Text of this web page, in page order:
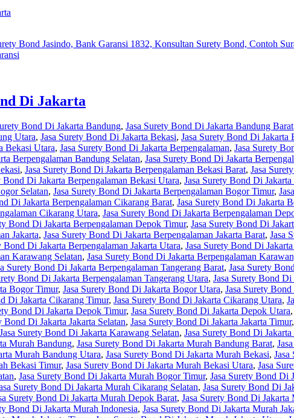
Di Jakarta
Bond Di Jakarta Bandung, Jasa Surety Bond Di Jakarta Bandung Barat
Utara, Jasa Surety Bond Di Jakarta Bekasi, Jasa Surety Bond Di Jakarta
Bekasi Utara, Jasa Surety Bond Di Jakarta Berpengalaman, Jasa Surety
Berpengalaman Bandung Selatan, Jasa Surety Bond Di Jakarta
, Jasa Surety Bond Di Jakarta Berpengalaman Bekasi Barat, Jasa
Bond Di Jakarta Berpengalaman Bekasi Utara, Jasa Surety Bond Di
Selatan, Jasa Surety Bond Di Jakarta Berpengalaman Bogor Timur,
Di Jakarta Berpengalaman Cikarang Barat, Jasa Surety Bond Di Jakarta
Cikarang Utara, Jasa Surety Bond Di Jakarta Berpengalaman
Bond Di Jakarta Berpengalaman Depok Timur, Jasa Surety Bond Di
Jakarta, Jasa Surety Bond Di Jakarta Berpengalaman Jakarta Barat, Jasa
Bond Di Jakarta Berpengalaman Jakarta Utara, Jasa Surety Bond Di
Karawang Selatan, Jasa Surety Bond Di Jakarta Berpengalaman
Surety Bond Di Jakarta Berpengalaman Tangerang Barat, Jasa Surety
Bond Di Jakarta Berpengalaman Tangerang Utara, Jasa Surety Bond Di
Bogor Timur, Jasa Surety Bond Di Jakarta Bogor Utara, Jasa Surety
Di Jakarta Cikarang Timur, Jasa Surety Bond Di Jakarta Cikarang Utara,
Bond Di Jakarta Depok Timur, Jasa Surety Bond Di Jakarta Depok Utara,
Bond Di Jakarta Jakarta Selatan, Jasa Surety Bond Di Jakarta Jakarta Timur,
Jasa Surety Bond Di Jakarta Karawang Selatan, Jasa Surety Bond Di
Murah Bandung, Jasa Surety Bond Di Jakarta Murah Bandung Barat,
Murah Bandung Utara, Jasa Surety Bond Di Jakarta Murah Bekasi,
Bekasi Timur, Jasa Surety Bond Di Jakarta Murah Bekasi Utara, Jasa
, Jasa Surety Bond Di Jakarta Murah Bogor Timur, Jasa Surety Bond Di
Surety Bond Di Jakarta Murah Cikarang Selatan, Jasa Surety Bond Di
Surety Bond Di Jakarta Murah Depok Barat, Jasa Surety Bond Di Jakarta
Bond Di Jakarta Murah Indonesia, Jasa Surety Bond Di Jakarta Murah